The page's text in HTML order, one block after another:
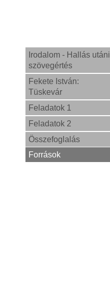
Irodalom - Hallás utáni
szövegértés
Fekete István:
Tüskevár
Feladatok 1
Feladatok 2
Összefoglalás
Források